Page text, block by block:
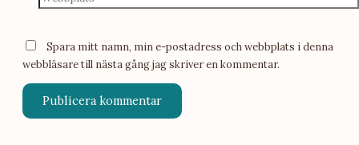
Spara mitt namn, min e-postadress och webbplats i denna
webbläsare till nästa gång jag skriver en kommentar.